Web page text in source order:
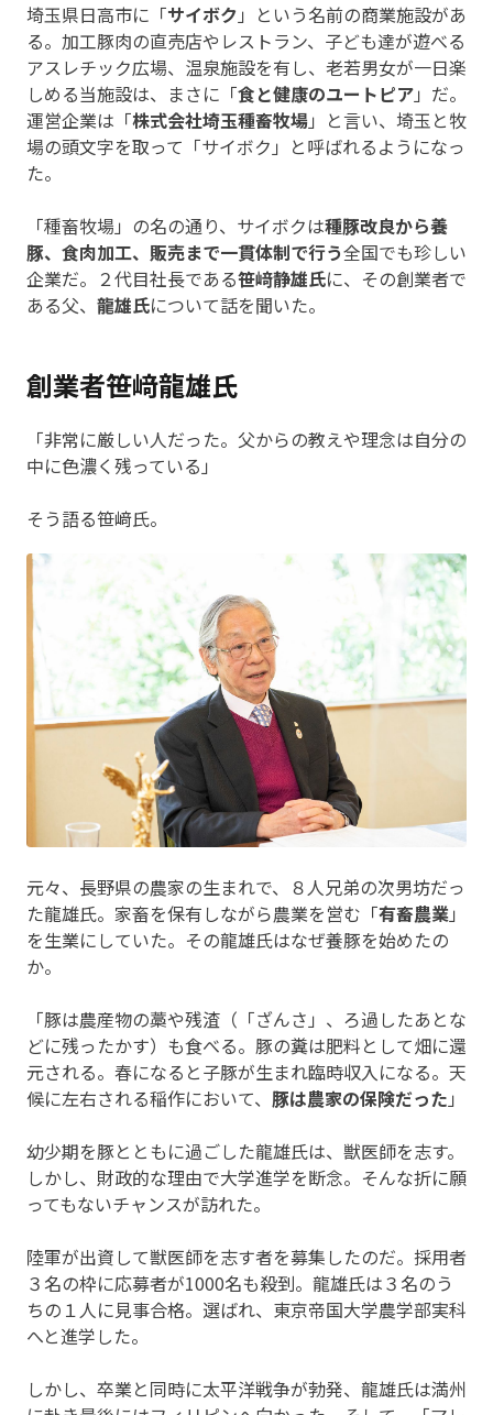
埼玉県日高市に「サイボク 」という名前の商業施設があ
る。加工豚肉の直売店やレストラン、子ども達が遊べる
アスレチック広場、温泉施設を有し、老若男女が一日楽
しめる当施設は、まさに「食と健康のユートピア」だ。
運営企業は「株式会社埼玉種畜牧場」と言い、埼玉と牧
場の頭文字を取って「サイボク」と呼ばれるようになっ
た。
「種畜牧場」の名の通り、サイボクは種豚改良から養
豚、食肉加工、販売まで一貫体制で行う全国でも珍しい
企業だ。２代目社長である笹﨑静雄氏に、その創業者で
ある父、 龍雄氏について話を聞いた。
創業者笹﨑龍雄氏
「非常に厳しい人だった。父からの教えや理念は自分の
中に色濃く残っている」
そう語る笹﨑氏。
元々、長野県の農家の生まれで、８人兄弟の次男坊だっ
た龍雄氏。家畜を保有しながら農業を営む「有畜農業」
を生業にしていた。その龍雄氏はなぜ養豚を始めたの
か。
「豚は農産物の藁や残渣（「ざんさ」、ろ過したあとな
どに残ったかす）も食べる。豚の糞は肥料として畑に還
元される。春になると子豚が生まれ臨時収入になる。天
候に左右される稲作において、 豚は農家の保険だった 」
幼少期を豚とともに過ごした龍雄氏は、獣医師を志す。
しかし、財政的な理由で大学進学を断念。そんな折に願
ってもないチャンスが訪れた。
陸軍が出資して獣医師を志す者を募集したのだ。採用者
３名の枠に応募者が1000名も殺到。龍雄氏は３名のう
ちの１人に見事合格。選ばれ、東京帝国大学農学部実科
へと進学した。
しかし、卒業と同時に太平洋戦争が勃発、龍雄氏は満州